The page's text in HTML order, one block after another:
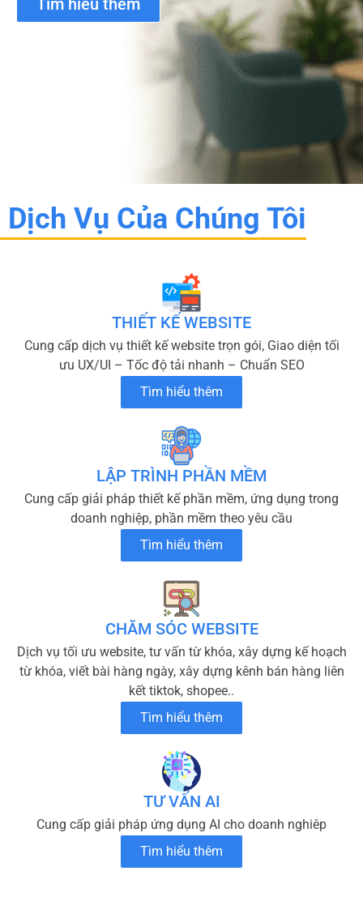
Tìm hiểu thêm
Dịch Vụ Của Chúng Tôi
THIẾT KẾ WEBSITE
Cung cấp dịch vụ thiết kế website trọn gói, Giao diện tối
ưu UX/UI – Tốc độ tải nhanh – Chuẩn SEO
Tìm hiểu thêm
LẬP TRÌNH PHẦN MỀM
Cung cấp giải pháp thiết kế phần mềm, ứng dụng trong
doanh nghiệp, phần mềm theo yêu cầu
Tìm hiểu thêm
CHĂM SÓC WEBSITE
Dịch vụ tối ưu website, tư vấn từ khóa, xây dựng kế hoạch
từ khóa, viết bài hàng ngày, xây dựng kênh bán hàng liên
kết tiktok, shopee..
Tìm hiểu thêm
TƯ VẤN AI
Cung cấp giải pháp ứng dụng AI cho doanh nghiêp
Tìm hiểu thêm